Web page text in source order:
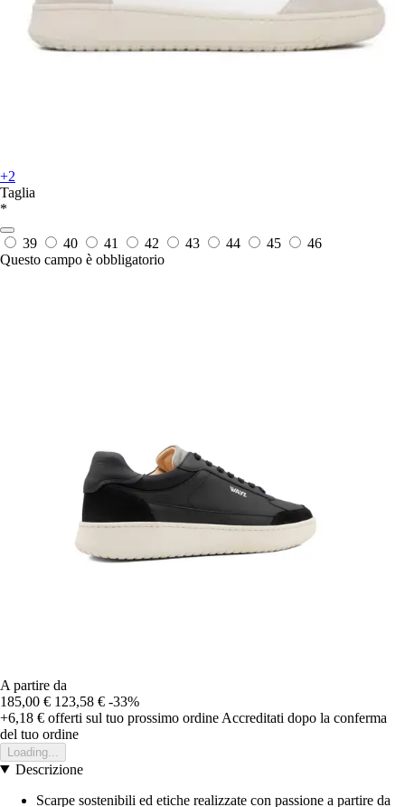
+2
Taglia
*
39 40 41 42 43 44 45
46
Questo campo è obbligatorio
A partire da
185,00 € 123,58 € -33%
+6,18 € offerti sul tuo prossimo ordine Accreditati dopo la conferma
del tuo ordine
Loading...
Descrizione
Scarpe sostenibili ed etiche realizzate con passione a partire da